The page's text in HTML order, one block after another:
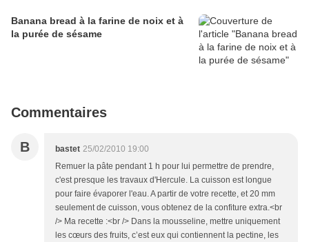
Banana bread à la farine de noix et à
la purée de sésame
Commentaires
B bastet 25/02/2010 19:00
Remuer la pâte pendant 1 h pour lui permettre de prendre,
c'est presque les travaux d'Hercule. La cuisson est longue
pour faire évaporer l'eau. A partir de votre recette, et 20 mm
seulement de cuisson, vous obtenez de la confiture extra.<br
/> Ma recette :<br /> Dans la mousseline, mettre uniquement
les cœurs des fruits, c’est eux qui contiennent la pectine, les